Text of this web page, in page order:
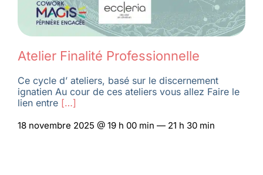
Atelier Finalité Professionnelle
Ce cycle d’ ateliers, basé sur le discernement
ignatien Au cour de ces ateliers vous allez Faire le
lien entre[…]
18 novembre 2025 @ 19 h 00 min — 21 h 30 min